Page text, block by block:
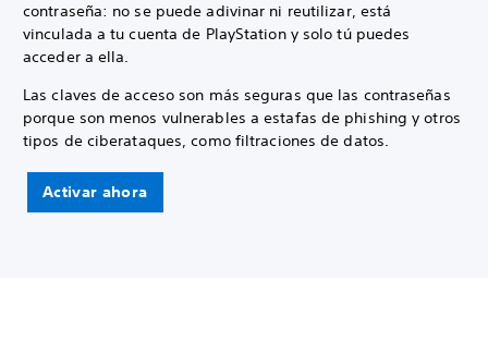
contraseña: no se puede adivinar ni reutilizar, está
vinculada a tu cuenta de PlayStation y solo tú puedes
acceder a ella.
Las claves de acceso son más seguras que las contraseñas
porque son menos vulnerables a estafas de phishing y otros
tipos de ciberataques, como filtraciones de datos.
Activar ahora